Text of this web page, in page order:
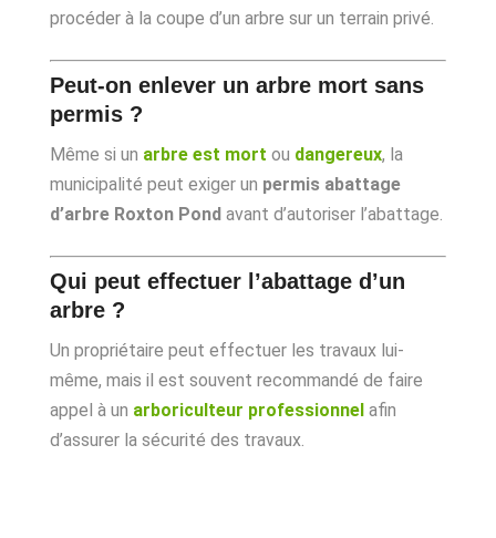
procéder à la coupe d’un arbre sur un terrain privé.
Peut-on enlever un arbre mort sans
permis ?
Même si un arbre est mort ou dangereux, la
municipalité peut exiger un permis abattage
d’arbre Roxton Pondavant d’autoriser l’abattage.
Qui peut effectuer l’abattage d’un
arbre ?
Un propriétaire peut effectuer les travaux lui-
même, mais il est souvent recommandé de faire
appel à un arboriculteur professionnelafin
d’assurer la sécurité des travaux.